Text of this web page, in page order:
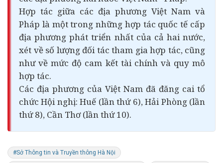
Hợp tác giữa các địa phương Việt Nam và
Pháp là một trong những hợp tác quốc tế cấp
địa phương phát triển nhất của cả hai nước,
xét về số lượng đối tác tham gia hợp tác, cũng
như về mức độ cam kết tài chínhvà quy mô
hợp tác.
Các địa phương của Việt Nam đã đăng cai tổ
chức Hội nghị: Huế (lần thứ 6), Hải Phòng (lần
thứ 8), Cần Thơ (lần thứ 10).
#Sở Thông tin và Truyền thông Hà Nội